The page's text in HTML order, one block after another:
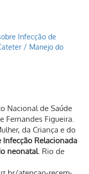
Infecção de
/ Manejo do
Nacional de Saúde
Fernandes Figueira.
da Criança e do
Infecção Relacionada
neonatal. Rio de